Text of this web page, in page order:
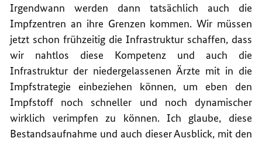
Irgendwann werden dann tatsächlich auch die
Impfzentren an ihre Grenzen kommen. Wir müssen
jetzt schon frühzeitig die Infrastruktur schaffen, dass
wir nahtlos diese Kompetenz und auch die
Infrastruktur der niedergelassenen Ärzte mit in die
Impfstrategie einbeziehen können, um eben den
Impfstoff noch schneller und noch dynamischer
wirklich verimpfen zu können. Ich glaube, diese
Bestandsaufnahme und auch dieser Ausblick, mit den